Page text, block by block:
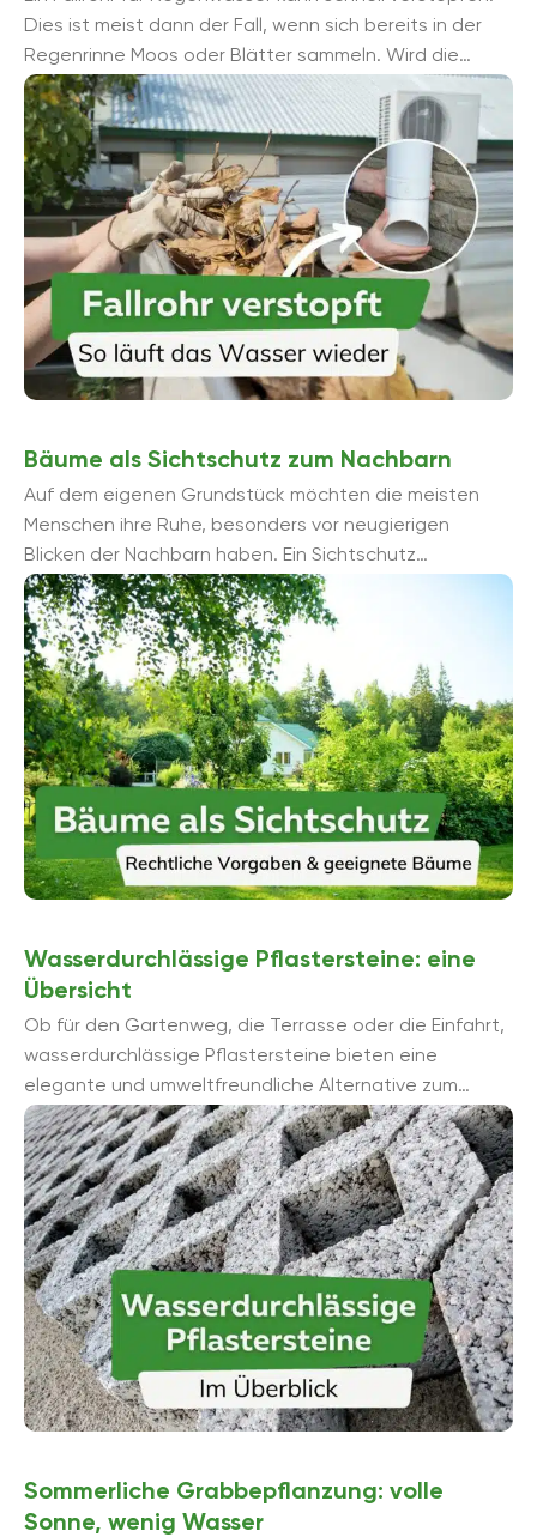
Dies ist meist dann der Fall, wenn sich bereits in der
Regenrinne Moos oder Blätter sammeln. Wird die
Regenrinne nicht regelmäß...
Bäume als Sichtschutz zum Nachbarn
Auf dem eigenen Grundstück möchten die meisten
Menschen ihre Ruhe, besonders vor neugierigen
Blicken der Nachbarn haben. Ein Sichtschutz
bestehend aus Bäumen ist dabei eine Alternative. Es
...
Wasserdurchlässige Pflastersteine: eine
Übersicht
Ob für den Gartenweg, die Terrasse oder die Einfahrt,
wasserdurchlässige Pflastersteine bieten eine
elegante und umweltfreundliche Alternative zum
herkömmlichen Anschluss an das Kanalisationssystem.
Sommerliche Grabbepflanzung: volle
Sonne, wenig Wasser